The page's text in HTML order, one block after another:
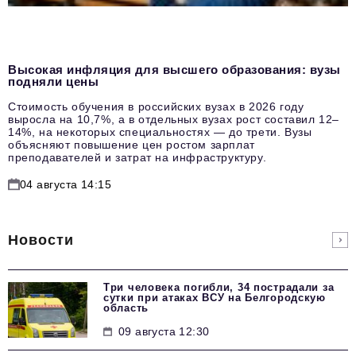
Высокая инфляция для высшего образования: вузы
подняли цены
Стоимость обучения в российских вузах в 2026 году
выросла на 10,7%, а в отдельных вузах рост составил 12–
14%, на некоторых специальностях — до трети. Вузы
объясняют повышение цен ростом зарплат
преподавателей и затрат на инфраструктуру.
04 августа 14:15
Новости
Три человека погибли, 34 пострадали за
сутки при атаках ВСУ на Белгородскую
область
09 августа 12:30